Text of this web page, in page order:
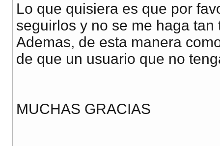
Lo que quisiera es que por
seguirlos y no se me haga
Ademas, de esta manera
de que un usuario que no
MUCHAS GRACIAS